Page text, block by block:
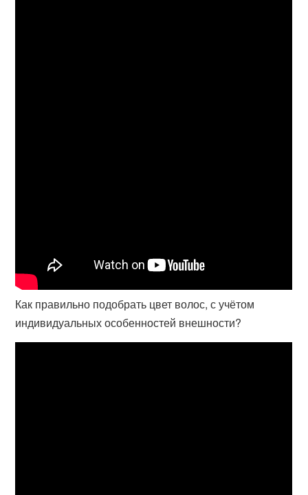
Как правильно подобрать цвет волос, с учётом
индивидуальных особенностей внешности?